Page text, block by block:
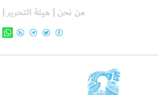
من نحن | هيئة التحرير |